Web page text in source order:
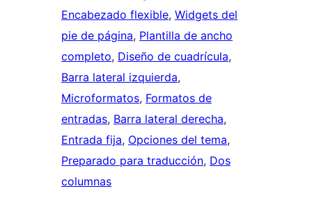
Encabezado flexible, Widgets del
pie de página, Plantilla de ancho
completo, Diseño de cuadrícula
Barra lateral izquierda
Microformatos, Formatos de
entradas, Barra lateral derecha
Entrada fija, Opciones del tema
Preparado para traducción, Dos
columnas